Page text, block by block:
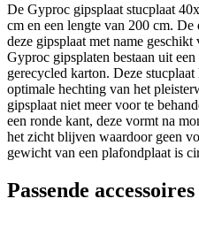
De Gyproc gipsplaat stucplaat
cm en een lengte van 200 cm.
deze gipsplaat met name
Gyproc gipsplaten bestaan uit
gerecycled karton. Deze
optimale hechting van het
gipsplaat niet meer voor te
een ronde kant, deze vormt na
het zicht blijven waardoor geen
gewicht van een plafondplaat is
Passende accessoires